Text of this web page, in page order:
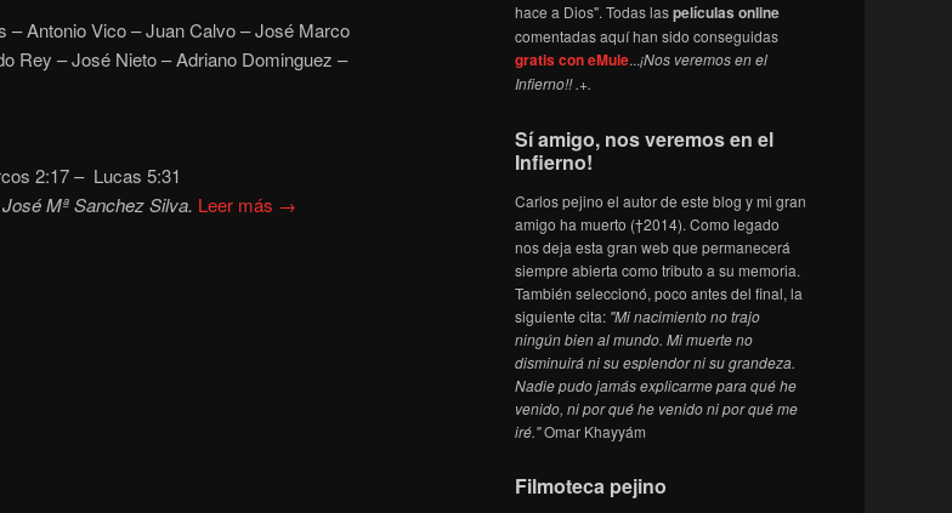
– Antonio Vico – Juan Calvo – José Marco
Rey – José Nieto – Adriano Dominguez –
2:17 – Lucas 5:31
Mª Sanchez Silva. Leer más →
hace a Dios". Todas laspelículas online
comentadas aquí han sido conseguidas
gratis con eMule...¡Nos veremos en el
Infierno!! .+.
Sí amigo, nos veremos en el
Infierno!
Carlos pejino el autor de este blog y mi gran
amigo ha muerto (†2014). Como legado
nos deja esta gran web que permanecerá
siempre abierta como tributo a su memoria.
También seleccionó, poco antes del final, la
siguiente cita: "Mi nacimiento no trajo
ningún bien al mundo. Mi muerte no
disminuirá ni su esplendor ni su grandeza.
Nadie pudo jamás explicarme para qué he
venido, ni por qué he venido ni por qué me
iré."Omar Khayyám
Filmoteca pejino